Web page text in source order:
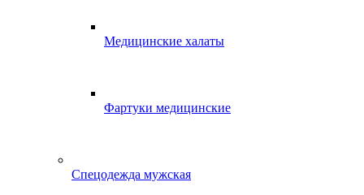
Медицинские халаты
Фартуки медицинские
Спецодежда мужская